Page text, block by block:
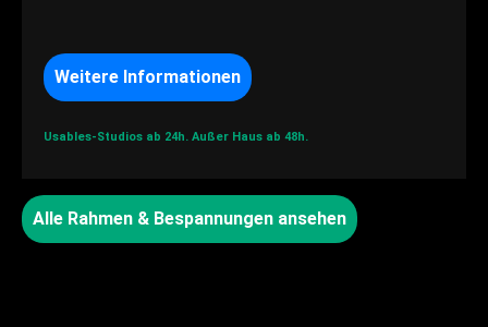
Weitere Informationen
Usables-Studios ab 24h. Außer Haus ab 48h.
Alle Rahmen & Bespannungen ansehen